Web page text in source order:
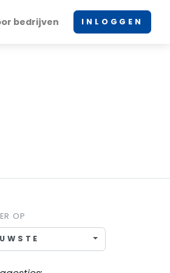
bedrijven INLOGGEN
OP